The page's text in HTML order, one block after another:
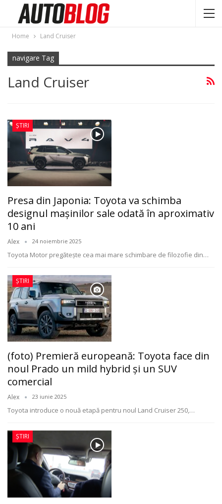
Home Land Cruiser
navigare Tag
Land Cruiser
ȘTIRI
Presa din Japonia: Toyota va schimba
designul mașinilor sale odată în aproximativ
10 ani
Alex 24 noiembrie 2025
Toyota Motor pregătește cea mai mare schimbare de filozofie din…
ȘTIRI
(foto) Premieră europeană: Toyota face din
noul Prado un mild hybrid și un SUV
comercial
Alex 23 iunie 2025
Toyota introduce o nouă etapă pentru noul Land Cruiser 250,…
ȘTIRI